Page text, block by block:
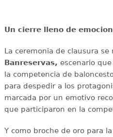
Un cierre lleno de
La ceremonia de clausura se
Banreservas, escenario
la competencia de
para despedir a los
marcada por un emotivo
que participaron en la
Y como broche de oro para